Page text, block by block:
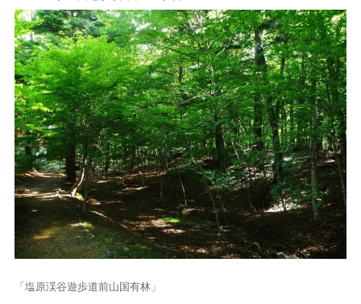
「塩原渓谷遊歩道前山国有林」